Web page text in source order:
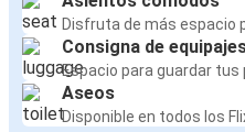
Disfruta de más espacio
Consigna de
Espacio para guardar
Aseos
Disponible en todos los